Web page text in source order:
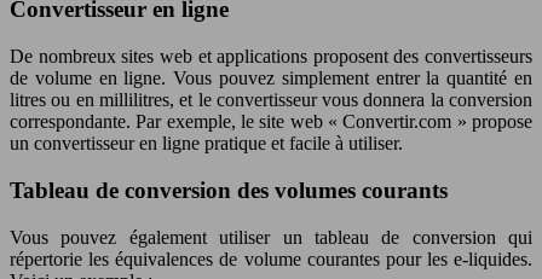
Convertisseur en ligne
De nombreux sites web et applications proposent des convertisseurs
de volume en ligne. Vous pouvez simplement entrer la quantité en
litres ou en millilitres, et le convertisseur vous donnera la conversion
correspondante. Par exemple, le site web « Convertir.com » propose
un convertisseur en ligne pratique et facile à utiliser.
Tableau de conversion des volumes courants
Vous pouvez également utiliser un tableau de conversion qui
répertorie les équivalences de volume courantes pour les e-liquides.